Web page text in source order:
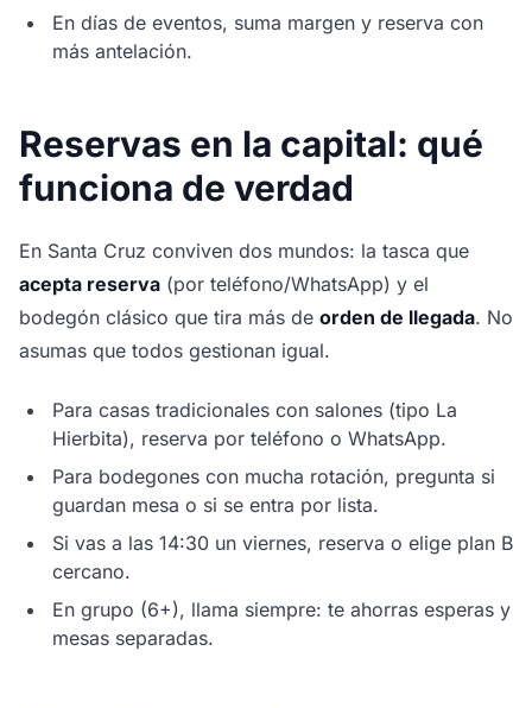
En días de eventos, suma margen y reserva con
más antelación.
Reservas en la capital: qué
funciona de verdad
En Santa Cruz conviven dos mundos: la tasca que
acepta reserva (por teléfono/WhatsApp) y el
bodegón clásico que tira más de orden de llegada. No
asumas que todos gestionan igual.
Para casas tradicionales con salones (tipo La
Hierbita), reserva por teléfono o WhatsApp.
Para bodegones con mucha rotación, pregunta si
guardan mesa o si se entra por lista.
Si vas a las 14:30 un viernes, reserva o elige plan B
cercano.
En grupo (6+), llama siempre: te ahorras esperas y
mesas separadas.